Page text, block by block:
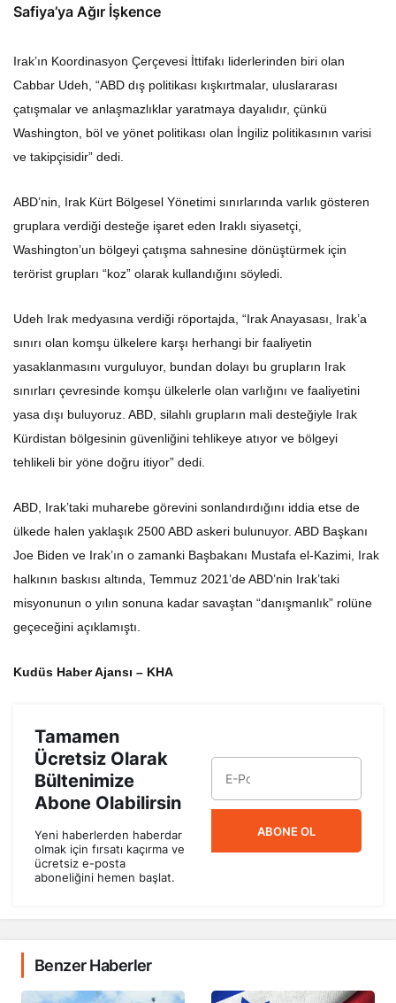
Safiya’ya Ağır İşkence
Irak’ın Koordinasyon Çerçevesi İttifakı liderlerinden biri olan
Cabbar Udeh, “ABD dış politikası kışkırtmalar, uluslararası
çatışmalar ve anlaşmazlıklar yaratmaya dayalıdır, çünkü
Washington, böl ve yönet politikası olan İngiliz politikasının varisi
ve takipçisidir” dedi.
ABD’nin, Irak Kürt Bölgesel Yönetimi sınırlarında varlık gösteren
gruplara verdiği desteğe işaret eden Iraklı siyasetçi,
Washington’un bölgeyi çatışma sahnesine dönüştürmek için
terörist grupları “koz” olarak kullandığını söyledi.
Udeh Irak medyasına verdiği röportajda, “Irak Anayasası, Irak’a
sınırı olan komşu ülkelere karşı herhangi bir faaliyetin
yasaklanmasını vurguluyor, bundan dolayı bu grupların Irak
sınırları çevresinde komşu ülkelerle olan varlığını ve faaliyetini
yasa dışı buluyoruz. ABD, silahlı grupların mali desteğiyle Irak
Kürdistan bölgesinin güvenliğini tehlikeye atıyor ve bölgeyi
tehlikeli bir yöne doğru itiyor” dedi.
ABD, Irak’taki muharebe görevini sonlandırdığını iddia etse de
ülkede halen yaklaşık 2500 ABD askeri bulunuyor. ABD Başkanı
Joe Biden ve Irak’ın o zamanki Başbakanı Mustafa el-Kazimi, Irak
halkının baskısı altında, Temmuz 2021’de ABD’nin Irak’taki
misyonunun o yılın sonuna kadar savaştan “danışmanlık” rolüne
geçeceğini açıklamıştı.
Kudüs Haber Ajansı – KHA
Tamamen
Ücretsiz Olarak
Bültenimize
Abone Olabilirsin
Yeni haberlerden haberdar
olmak için fırsatı kaçırma ve
ücretsiz e-posta
aboneliğini hemen başlat.
ABONE OL
Benzer Haberler